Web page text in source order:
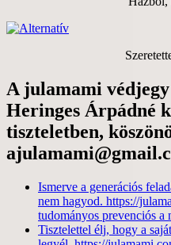
A julamami
Heringes Árpádné
tiszteletben,
Ismerve a generációs
nem hagyod. https://
tudományos prevenciós a
Tisztelettel élj, hogy a